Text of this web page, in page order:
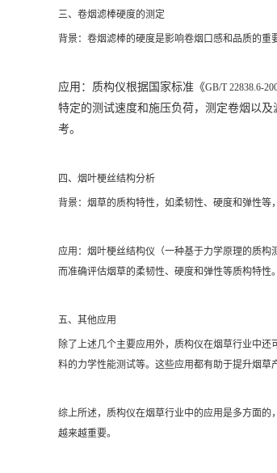
三、卷烟滤棒硬度的测定
背景：卷烟滤棒的硬度是影响卷烟口感和品质的重
应用：质构仪根据国家标准《GB/T 22838.6-
特定的测试速度和施压负荷，测定卷烟以
考。
四、烟叶梗丝结构分析
背景：烟草的质构特性，如柔韧性、硬度和弹性等
应用：烟叶梗丝结构仪（一种基于力学原理的质
而准确评估烟草的柔韧性、硬度和弹性等质构特性
五、其他应用
除了上述几个主要应用外，质构仪在烟草行业中
料的力学性能测试等。这些应用都有助于提升烟草
综上所述，质构仪在烟草行业中的应用是多方面
越来越重要。